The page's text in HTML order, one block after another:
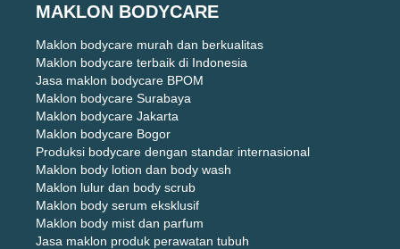
MAKLON BODYCARE
Maklon bodycare murah dan berkualitas
Maklon bodycare terbaik di Indonesia
Jasa maklon bodycare BPOM
Maklon bodycare Surabaya
Maklon bodycare Jakarta
Maklon bodycare Bogor
Produksi bodycare dengan standar internasional
Maklon body lotion dan body wash
Maklon lulur dan body scrub
Maklon body serum eksklusif
Maklon body mist dan parfum
Jasa maklon produk perawatan tubuh